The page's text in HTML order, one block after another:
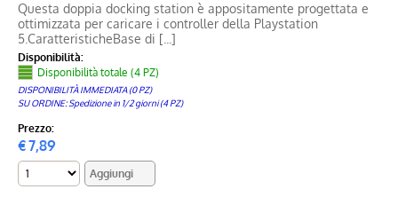
Questa doppia docking station è appositamente progettata e
ottimizzata per caricare i controller della Playstation
5.CaratteristicheBase di [...]
Disponibilità:
Disponibilità totale (4 PZ)
DISPONIBILITÀ IMMEDIATA (0 PZ)
SU ORDINE: Spedizione in 1/2 giorni (4 PZ)
Prezzo:
€7,89